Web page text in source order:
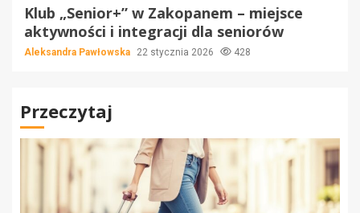
Klub „Senior+” w Zakopanem – miejsce
aktywności i integracji dla seniorów
Aleksandra Pawłowska 22 stycznia 2026 428
Przeczytaj